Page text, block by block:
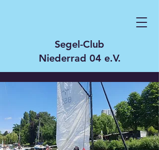
Segel-Club
Niederrad 04 e.V.